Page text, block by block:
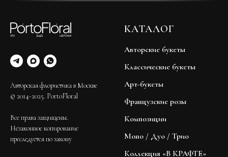
Авторская флористика в Москве
© 2014-2025. PortoFloral
Все права защищены.
Незаконное копирование
преследуется по закону
КАТАЛОГ
Авторские букеты
Классические букеты
Арт-букеты
Французские розы
Композиции
Моно / Дуо / Трио
Коллекция «В КРАФТЕ»